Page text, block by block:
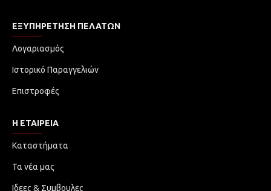
ΕΞΥΠΗΡΈΤΗΣΗ ΠΕΛΑΤΏΝ
Λογαριασμός
Ιστορικό Παραγγελιών
Επιστροφές
Η ΕΤΑΙΡΕΙΑ
Καταστήματα
Τα νέα μας
Ιδεες & Συμβουλες